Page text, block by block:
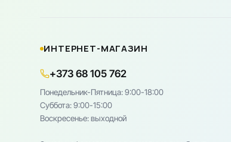
ИНТЕРНЕТ-МАГАЗИН
+373 68 105 762
Понедельник-Пятница: 9:00-18:00
Cуббота: 9:00-15:00
Воскресенье: выходной